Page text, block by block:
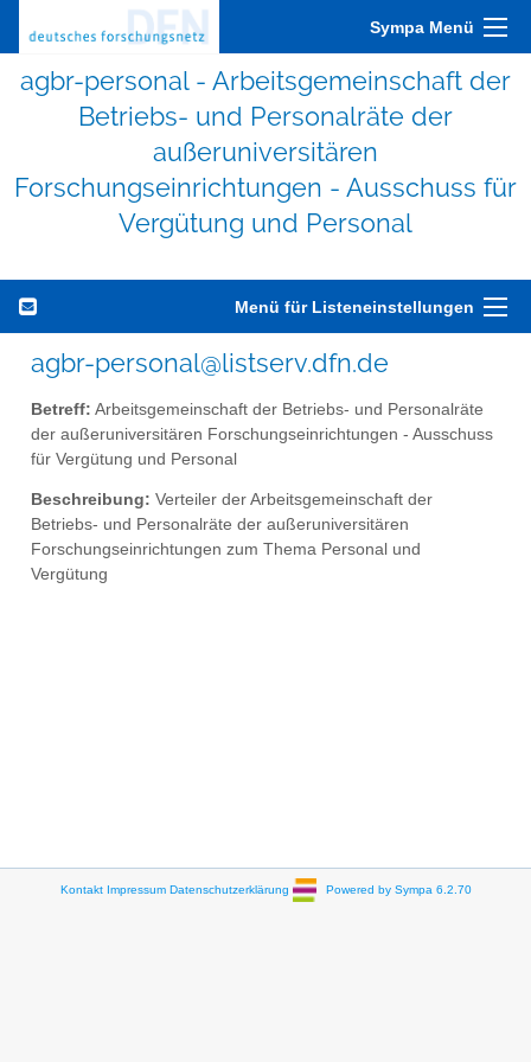
Sympa Menü
agbr-personal - Arbeitsgemeinschaft der
Betriebs- und Personalräte der
außeruniversitären
Forschungseinrichtungen - Ausschuss für
Vergütung und Personal
Menü für Listeneinstellungen
agbr-personal@listserv.dfn.de
Betreff: Arbeitsgemeinschaft der Betriebs- und Personalräte
der außeruniversitären Forschungseinrichtungen - Ausschuss
für Vergütung und Personal
Beschreibung: Verteiler der Arbeitsgemeinschaft der
Betriebs- und Personalräte der außeruniversitären
Forschungseinrichtungen zum Thema Personal und
Vergütung
Kontakt Impressum Datenschutzerklärung Powered by Sympa 6.2.70